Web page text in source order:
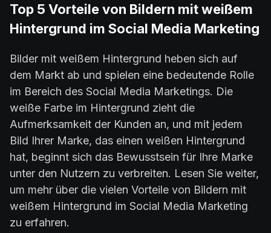
Top 5 Vorteile von Bildern mit weißem
Hintergrund im Social Media Marketing
Bilder mit weißem Hintergrund heben sich auf
dem Markt ab und spielen eine bedeutende Rolle
im Bereich des Social Media Marketings. Die
weiße Farbe im Hintergrund zieht die
Aufmerksamkeit der Kunden an, und mit jedem
Bild Ihrer Marke, das einen weißen Hintergrund
hat, beginnt sich das Bewusstsein für Ihre Marke
unter den Nutzern zu verbreiten. Lesen Sie weiter,
um mehr über die vielen Vorteile von Bildern mit
weißem Hintergrund im Social Media Marketing
zu erfahren.